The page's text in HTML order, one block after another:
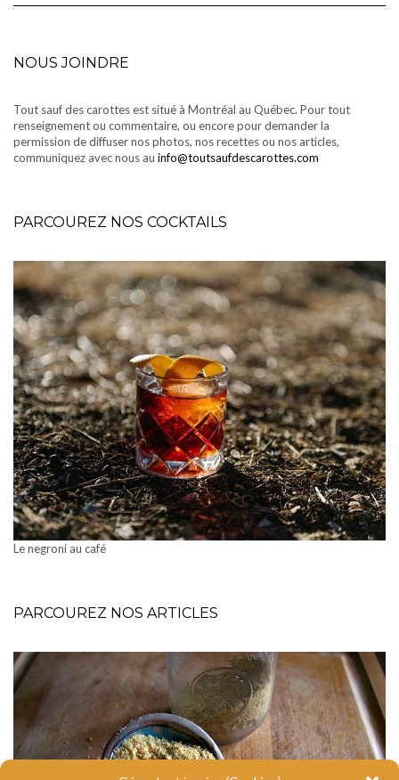
NOUS JOINDRE
Tout sauf des carottes est situé à Montréal au Québec. Pour tout
renseignement ou commentaire, ou encore pour demander la
permission de diffuser nos photos, nos recettes ou nos articles,
communiquez avec nous au info@toutsaufdescarottes.com
PARCOUREZ NOS COCKTAILS
Le negroni au café
PARCOUREZ NOS ARTICLES